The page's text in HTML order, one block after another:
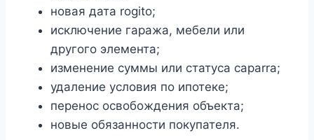
новая дата rogito;
исключение гаража, мебели или
другого элемента;
изменение суммы или статуса caparra;
удаление условия по ипотеке;
перенос освобождения объекта;
новые обязанности покупателя.